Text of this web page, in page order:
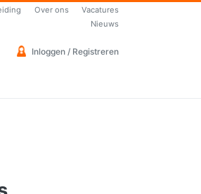
Over ons
Vacatures
Nieuws
Inloggen / Registreren